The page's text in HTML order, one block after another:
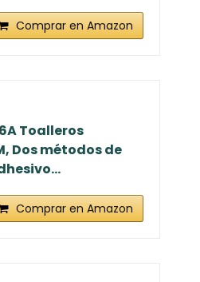
Comprar en Amazon
Toalleros
Dos métodos de
Comprar en Amazon